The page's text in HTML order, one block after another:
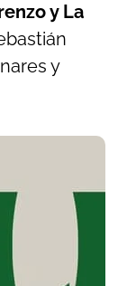
y La
y